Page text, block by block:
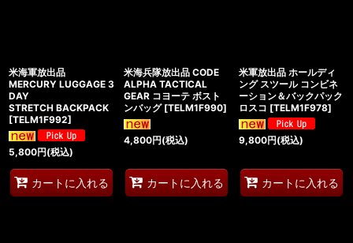
米海軍放出品
MERCURY LUGGAGE 3
DAY
STRETCH BACKPACK
[TELM1F992]
5,800円(税込)
カートに入れる
米海兵隊放出品 CODE
ALPHA TACTICAL
GEAR コヨーテ ボスト
ンバッグ [TELM1F990]
4,800円(税込)
カートに入れる
米軍放出品 ホールディ
ング スツール コンビネ
ーション＆バックパック
ロスコ [TELM1F978]
9,800円(税込)
カートに入れる